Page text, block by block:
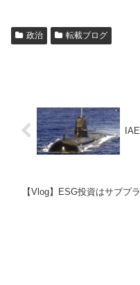
政治 転載ブログ
【Vlog】ESG投資はサブプ